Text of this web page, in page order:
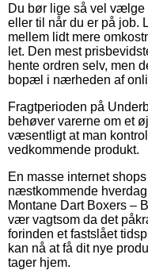
Du bør lige så vel vælge
eller til når du er på job.
mellem lidt mere
let. Den mest
hente ordren selv, men
bopæl i nærheden af
Fragtperioden på
behøver varerne om et
væsentligt at man
vedkommende produkt.
En masse internet
næstkommende
Montane Dart Boxers –
vær vagtsom da det
forinden et fastslået
kan nå at få dit nye
tager hjem.